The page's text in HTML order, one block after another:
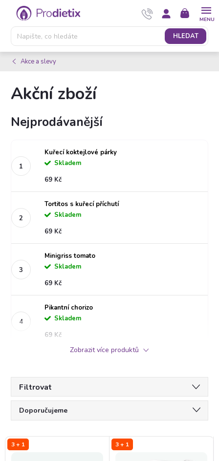
Přejít
obsah
HLEDAT
NÁKUPNÍ
KOŠÍK
Akce a slevy
Akční zboží
Nejprodávanější
Kuřecí koktejlové párky
Skladem
69 Kč
Tortitos s kuřecí příchutí
Skladem
69 Kč
Minigriss tomato
Skladem
69 Kč
Pikantní chorizo
Skladem
69 Kč
Zobrazit více produktů
Filtrovat
Ř
a
Doporučujeme
Nejdražší
V
3 + 1 3 + 1